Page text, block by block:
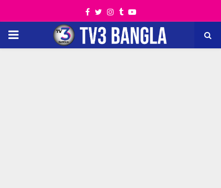
Facebook
TwitterInstagram
TumblrYoutube
PRIMARY